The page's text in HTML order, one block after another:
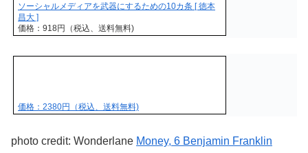
ソーシャルメディアを武器にするための10カ条 [ 徳本
昌大 ]
価格：918円（税込、送料無料)
価格：2380円（税込、送料無料)
photo credit: Wonderlane Money, 6 Benjamin Franklin